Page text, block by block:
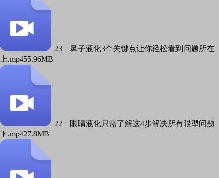
23：鼻子液化3个关键点让你轻松看到问题所在
上.mp455.96MB
22：眼睛液化只需了解这4步解决所有眼型问题
下.mp427.8MB